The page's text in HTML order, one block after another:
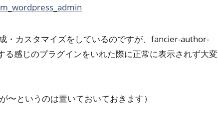
・カスタマイズをしているのですが、fancier-author-
感じのプラグインをいれた際に正常に表示されず大変
〜というのは置いておいておきます）